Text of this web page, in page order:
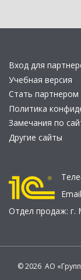
Вход для
Учебная версия
Стать партнером
Политика
Замечания по
Другие сайты
Отдел продаж: г.
© 2026 АО